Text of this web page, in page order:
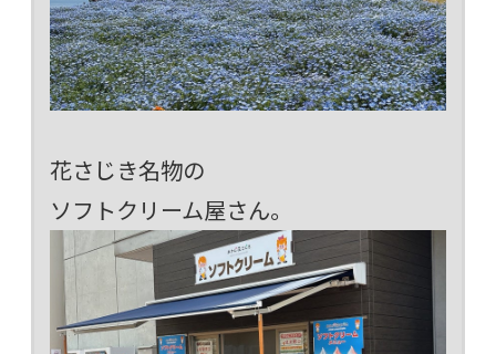
花さじき名物の
ソフトクリーム屋さん。